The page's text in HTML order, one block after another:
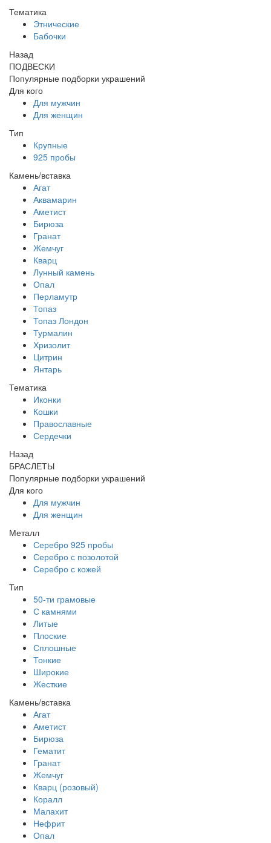
Тематика
Этнические
Бабочки
Назад
ПОДВЕСКИ
Популярные подборки украшений
Для кого
Для мужчин
Для женщин
Тип
Крупные
925 пробы
Камень/вставка
Агат
Аквамарин
Аметист
Бирюза
Гранат
Жемчуг
Кварц
Лунный камень
Опал
Перламутр
Топаз
Топаз Лондон
Турмалин
Хризолит
Цитрин
Янтарь
Тематика
Иконки
Кошки
Православные
Сердечки
Назад
БРАСЛЕТЫ
Популярные подборки украшений
Для кого
Для мужчин
Для женщин
Металл
Серебро 925 пробы
Серебро с позолотой
Серебро с кожей
Тип
50-ти грамовые
С камнями
Литые
Плоские
Сплошные
Тонкие
Широкие
Жесткие
Камень/вставка
Агат
Аметист
Бирюза
Гематит
Гранат
Жемчуг
Кварц (розовый)
Коралл
Малахит
Нефрит
Опал